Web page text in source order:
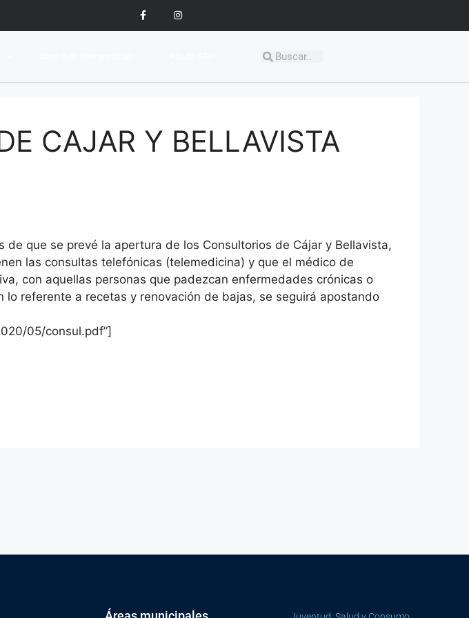
CAJAR Y BELLAVISTA
que se prevé la apertura de los Consultorios de Cájar y Bellavista,
las consultas telefónicas (telemedicina) y que el médico de
con aquellas personas que padezcan enfermedades crónicas o
referente a recetas y renovación de bajas, se seguirá apostando
05/consul.pdf”]